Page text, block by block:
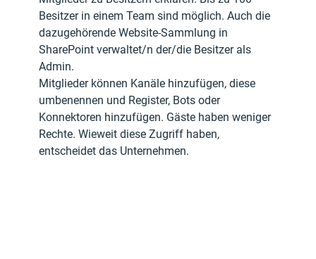
Besitzer in einem Team sind möglich. Auch die
dazugehörende Website-Sammlung in
SharePoint verwaltet/n der/die Besitzer als
Admin.
Mitglieder können Kanäle hinzufügen, diese
umbenennen und Register, Bots oder
Konnektoren hinzufügen. Gäste haben weniger
Rechte. Wieweit diese Zugriff haben,
entscheidet das Unternehmen.